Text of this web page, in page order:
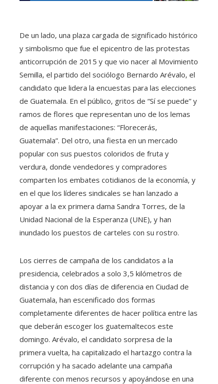
De un lado, una plaza cargada de significado histórico
y simbolismo que fue el epicentro de las protestas
anticorrupción de 2015 y que vio nacer al Movimiento
Semilla, el partido del sociólogo Bernardo Arévalo, el
candidato que lidera la encuestas para las elecciones
de Guatemala. En el público, gritos de “Sí se puede” y
ramos de flores que representan uno de los lemas
de aquellas manifestaciones: “Florecerás,
Guatemala”. Del otro, una fiesta en un mercado
popular con sus puestos coloridos de fruta y
verdura, donde vendedores y compradores
comparten los embates cotidianos de la economía, y
en el que los líderes sindicales se han lanzado a
apoyar a la ex primera dama Sandra Torres, de la
Unidad Nacional de la Esperanza (UNE), y han
inundado los puestos de carteles con su rostro.
Los cierres de campaña de los candidatos a la
presidencia, celebrados a solo 3,5 kilómetros de
distancia y con dos días de diferencia en Ciudad de
Guatemala, han escenificado dos formas
completamente diferentes de hacer política entre las
que deberán escoger los guatemaltecos este
domingo. Arévalo, el candidato sorpresa de la
primera vuelta, ha capitalizado el hartazgo contra la
corrupción y ha sacado adelante una campaña
diferente con menos recursos y apoyándose en una